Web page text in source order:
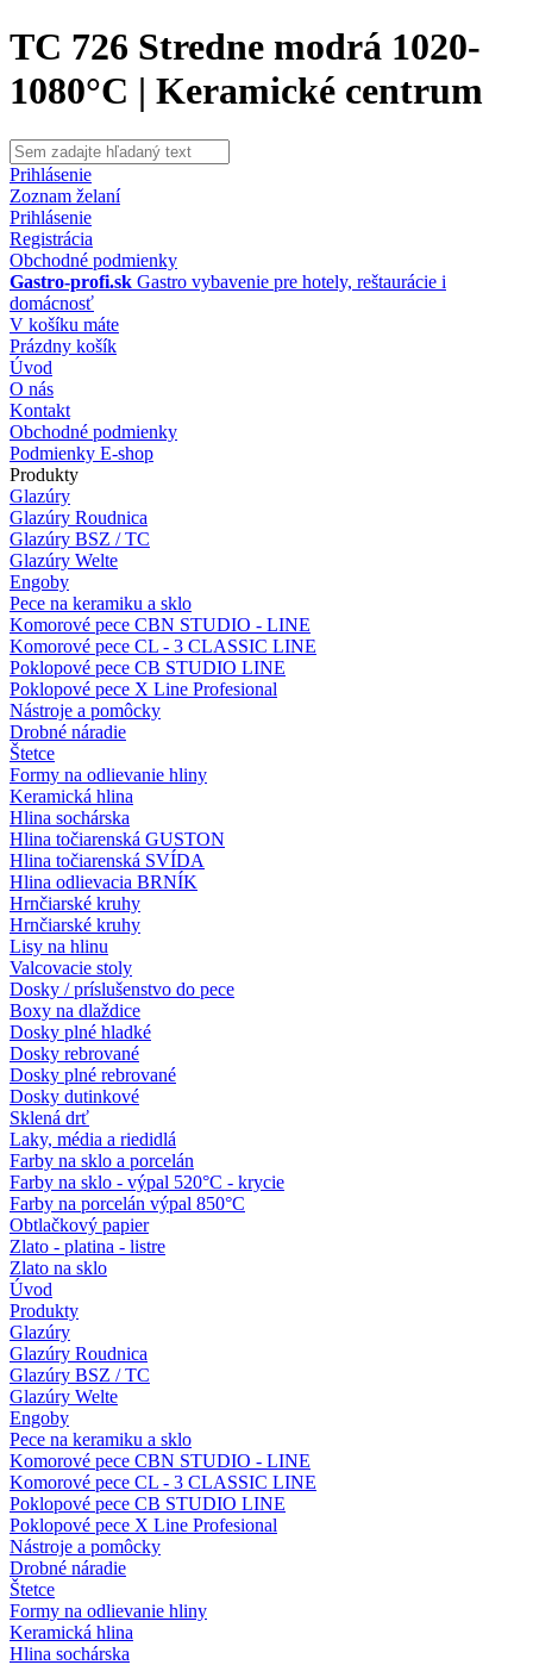
TC 726 Stredne modrá 1020-
1080°C | Keramické centrum
Prihlásenie
Zoznam želaní
Prihlásenie
Registrácia
Obchodné podmienky
Gastro-profi.sk Gastro vybavenie pre hotely, reštaurácie i
domácnosť
V košíku máte
Prázdny košík
Úvod
O nás
Kontakt
Obchodné podmienky
Podmienky E-shop
Produkty
Glazúry
Glazúry Roudnica
Glazúry BSZ / TC
Glazúry Welte
Engoby
Pece na keramiku a sklo
Komorové pece CBN STUDIO - LINE
Komorové pece CL - 3 CLASSIC LINE
Poklopové pece CB STUDIO LINE
Poklopové pece X Line Profesional
Nástroje a pomôcky
Drobné náradie
Štetce
Formy na odlievanie hliny
Keramická hlina
Hlina sochárska
Hlina točiarenská GUSTON
Hlina točiarenská SVÍDA
Hlina odlievacia BRNÍK
Hrnčiarské kruhy
Hrnčiarské kruhy
Lisy na hlinu
Valcovacie stoly
Dosky / príslušenstvo do pece
Boxy na dlaždice
Dosky plné hladké
Dosky rebrované
Dosky plné rebrované
Dosky dutinkové
Sklená drť
Laky, média a riedidlá
Farby na sklo a porcelán
Farby na sklo - výpal 520°C - krycie
Farby na porcelán výpal 850°C
Obtlačkový papier
Zlato - platina - listre
Zlato na sklo
Úvod
Produkty
Glazúry
Glazúry Roudnica
Glazúry BSZ / TC
Glazúry Welte
Engoby
Pece na keramiku a sklo
Komorové pece CBN STUDIO - LINE
Komorové pece CL - 3 CLASSIC LINE
Poklopové pece CB STUDIO LINE
Poklopové pece X Line Profesional
Nástroje a pomôcky
Drobné náradie
Štetce
Formy na odlievanie hliny
Keramická hlina
Hlina sochárska